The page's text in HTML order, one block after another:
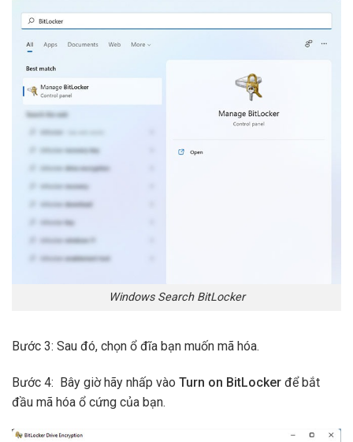
Windows Search BitLocker
Bước 3: Sau đó, chọn ổ đĩa bạn muốn mã hóa.
Bước 4: Bây giờ hãy nhấp vào Turn on BitLocker để bắt
đầu mã hóa ổ cứng của bạn.